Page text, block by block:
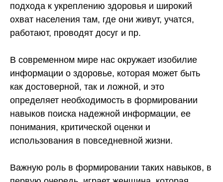
подхода к укреплению здоровья и широкий
охват населения там, где они живут, учатся,
работают, проводят досуг и пр.
В современном мире нас окружает изобилие
информации о здоровье, которая может быть
как достоверной, так и ложной, и это
определяет необходимость в формировании
навыков поиска надежной информации, ее
понимания, критической оценки и
использования в повседневной жизни.
Важную роль в формировании таких навыков, в